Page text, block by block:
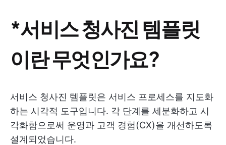
*서비스 청사진 템플릿
이란 무엇인가요?
서비스 청사진 템플릿은 서비스 프로세스를 지도화
하는 시각적 도구입니다. 각 단계를 세분화하고 시
각화함으로써 운영과 고객 경험(CX)을 개선하도록
설계되었습니다.